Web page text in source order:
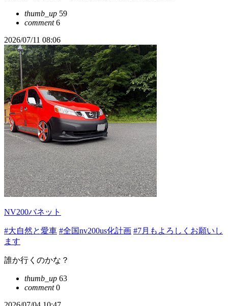
thumb_up 59
comment6
2026/07/11 08:06
NV200バネット
#大自然と愛車 #全国nv200us化計画 #7月もよろしくお願いし
ます
誰か行くのかな？
thumb_up 63
comment0